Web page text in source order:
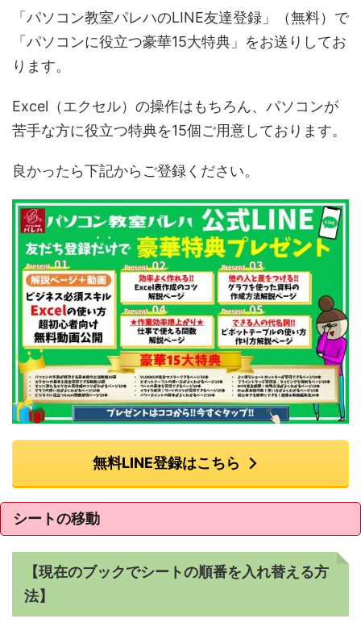
「パソコン教室パレハのLINE友達登録」（無料）で
「パソコンに役立つ豪華15大特典」をお送りしてお
ります。
Excel（エクセル）の操作はもちろん、パソコンが
苦手な方に役立つ特典を15個ご用意しております。
良かったら下記からご登録ください。
無料LINE登録はこちら
シートの移動
【現在のブックでシートの順番を入れ替える方
法】